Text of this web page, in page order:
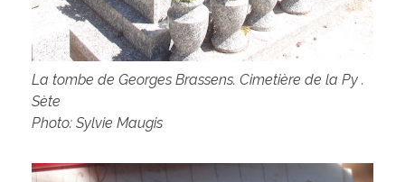
La tombe de Georges Brassens. Cimetière de la Py .
Sète
Photo: Sylvie Maugis